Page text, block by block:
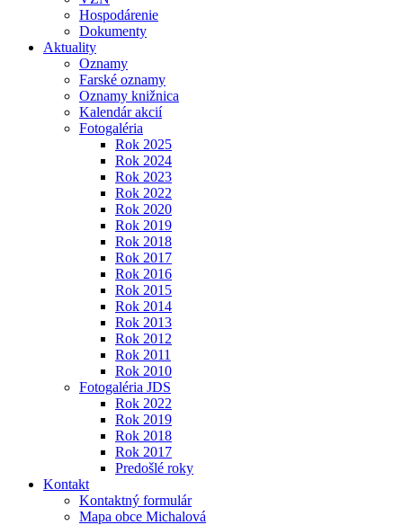
Hospodárenie
Dokumenty
Aktuality
Oznamy
Farské oznamy
Oznamy knižnica
Kalendár akcií
Fotogaléria
Rok 2025
Rok 2024
Rok 2023
Rok 2022
Rok 2020
Rok 2019
Rok 2018
Rok 2017
Rok 2016
Rok 2015
Rok 2014
Rok 2013
Rok 2012
Rok 2011
Rok 2010
Fotogaléria JDS
Rok 2022
Rok 2019
Rok 2018
Rok 2017
Predošlé roky
Kontakt
Kontaktný formulár
Mapa obce Michalová